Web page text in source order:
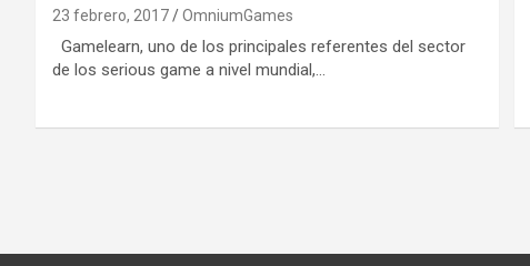
23 febrero, 2017 OmniumGames
Gamelearn, uno de los principales referentes del sector
de los serious game a nivel mundial,…